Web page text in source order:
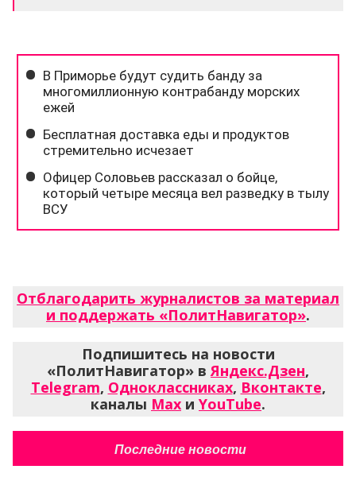
Отблагодарить журналистов за материал
и поддержать «ПолитНавигатор».
Подпишитесь на новости
«ПолитНавигатор» в Яндекс.Дзен,
Telegram, Одноклассниках, Вконтакте,
каналы Max и YouTube.
Последние новости